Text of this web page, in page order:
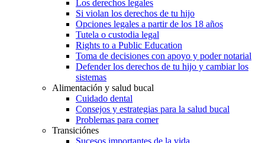
Los derechos legales
Si violan los derechos de tu hijo
Opciones legales a partir de los 18 años
Tutela o custodia legal
Rights to a Public Education
Toma de decisiones con apoyo y poder notarial
Defender los derechos de tu hijo y cambiar los
sistemas
Alimentación y salud bucal
Cuidado dental
Consejos y estrategias para la salud bucal
Problemas para comer
Transiciónes
Sucesos importantes de la vida